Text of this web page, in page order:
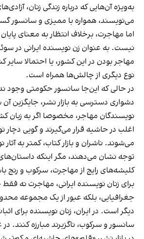
به‌ویژه آن‌هایی که درباره‌ زندگی زنان،
می‌نویسند، همواره با ممیزی و سانسور
اما مهاجرت، برخلاف انتظار به معنای
نیست. به عنوان زن نویسنده‌ ایرانی در
مهاجر بودن در این کشور، یا احتمالا سایر
نوع دیگری از چالش‌ها همراه است.
در حالی که این‌جا سانسور حکومتی وجود
دشواری دسترسی به بازار نشر، جایگزین
نویسندگان مهاجر، مخصوصا اگر به زبان
اغلب در حاشیه قرار می‌گیرند و گویی دچار
می‌شوند. ناشران و بازار کتاب، کمتر به
توجه نشان می‌دهند، مگر اینکه
کلیشه‌های رایج از مهاجرت، سرکوب و رنج
برای زنان نویسنده‌ ایرانی، مهاجرت نه
جغرافیایی، بلکه عبور از یک مجموعه
دیگر است. در ایران، زنان نویسنده برای
سانسور و سرکوب، ناگزیرند مبارزه کنند.